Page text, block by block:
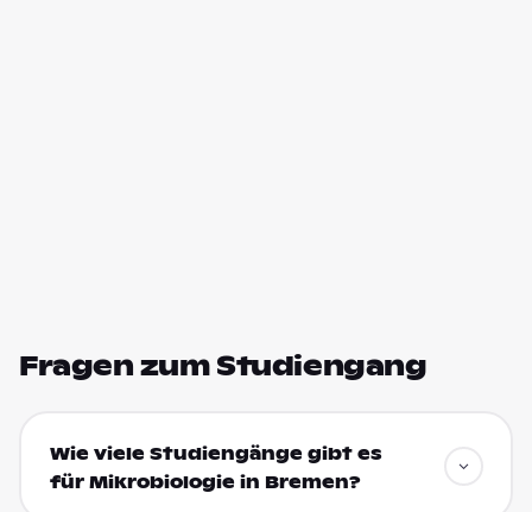
Fragen zum Studiengang
Wie viele Studiengänge gibt es
für Mikrobiologie in Bremen?